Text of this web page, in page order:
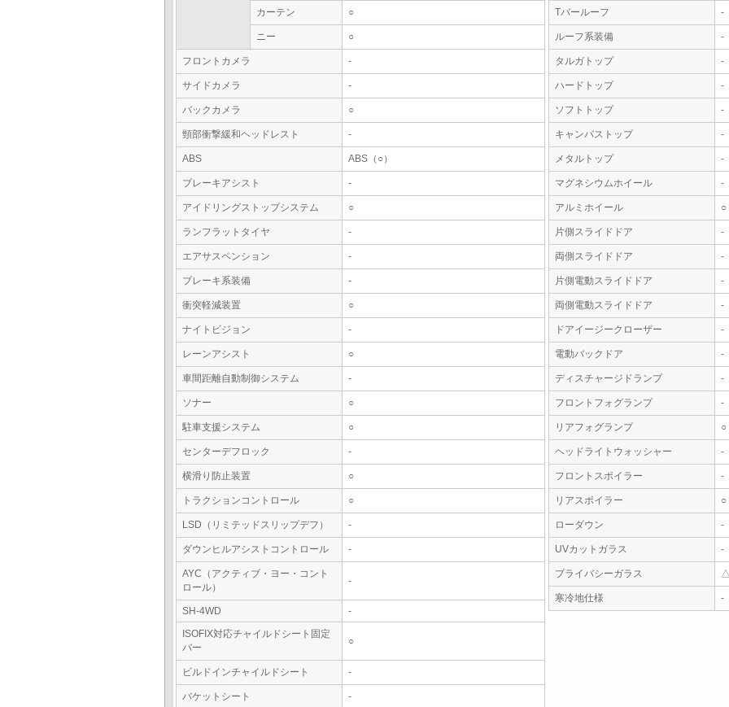
カーテン ○
ニー ○
フロントカメラ -
サイドカメラ -
バックカメラ ○
頸部衝撃緩和ヘッドレスト -
ABS ABS（○）
ブレーキアシスト -
アイドリングストップシステム ○
ランフラットタイヤ -
エアサスペンション -
ブレーキ系装備 -
衝突軽減装置 ○
ナイトビジョン -
レーンアシスト ○
車間距離自動制御システム -
ソナー ○
駐車支援システム ○
センターデフロック -
横滑り防止装置 ○
トラクションコントロール ○
LSD（リミテッドスリップデフ） -
ダウンヒルアシストコントロール -
AYC（アクティブ・ヨー・コント
ロール）
-
SH-4WD
-
ISOFIX対応チャイルドシート固定
バー
○
ビルドインチャイルドシート -
バケットシート -
Tバールーフ -
ルーフ系装備 -
タルガトップ -
ハードトップ -
ソフトトップ -
キャンバストップ -
メタルトップ -
マグネシウムホイール -
アルミホイール ○
片側スライドドア -
両側スライドドア -
片側電動スライドドア -
両側電動スライドドア -
ドアイージークローザー -
電動バックドア -
ディスチャージドランプ -
フロントフォグランプ -
リアフォグランプ ○
ヘッドライトウォッシャー -
フロントスポイラー -
リアスポイラー ○
ローダウン -
UVカットガラス -
プライバシーガラス
寒冷地仕様 -